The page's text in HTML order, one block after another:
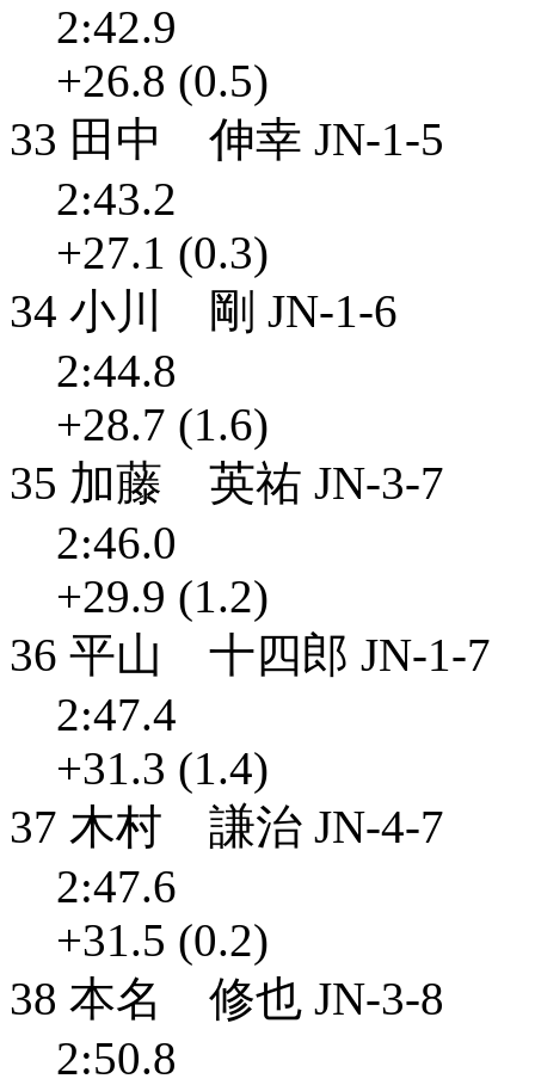
2:42.9
+26.8 (0.5)
33 田中 伸幸 JN-1-5
2:43.2
+27.1 (0.3)
34 小川 剛 JN-1-6
2:44.8
+28.7 (1.6)
35 加藤 英祐 JN-3-7
2:46.0
+29.9 (1.2)
36 平山 十四郎 JN-1-7
2:47.4
+31.3 (1.4)
37 木村 謙治 JN-4-7
2:47.6
+31.5 (0.2)
38 本名 修也 JN-3-8
2:50.8